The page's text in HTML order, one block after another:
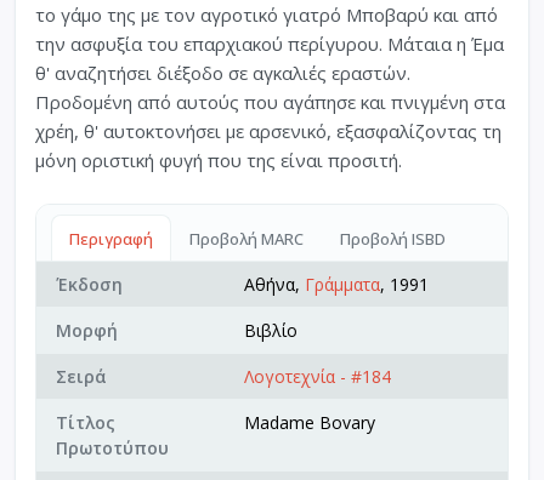
το γάμο της με τον αγροτικό γιατρό Μποβαρύ και από
την ασφυξία του επαρχιακού περίγυρου. Μάταια η Έμα
θ' αναζητήσει διέξοδο σε αγκαλιές εραστών.
Προδομένη από αυτούς που αγάπησε και πνιγμένη στα
χρέη, θ' αυτοκτονήσει με αρσενικό, εξασφαλίζοντας τη
μόνη οριστική φυγή που της είναι προσιτή.
Περιγραφή Προβολή MARC Προβολή ISBD
Έκδοση Αθήνα, Γράμματα, 1991
Μορφή
Βιβλίο
Σειρά
Λογοτεχνία - #184
Τίτλος
Πρωτοτύπου
Madame Bovary